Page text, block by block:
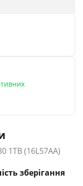
1TB (16L57AA)
зберігання